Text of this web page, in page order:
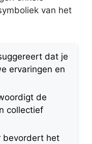
van het
dat je
ervaringen en
de
collectief
bevordert het